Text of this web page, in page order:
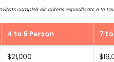
compleix els criteris especificats a la
4 to 6 Person 7
$21,000